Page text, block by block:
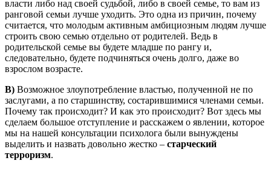
власти либо над своей судьбой, либо в своей семье, то вам из
ранговой семьи лучше уходить. Это одна из причин, почему
считается, что молодым активным амбициозным людям лучше
строить свою семью отдельно от родителей. Ведь в
родительской семье вы будете младше по рангу и,
следовательно, будете подчиняться очень долго, даже во
взрослом возрасте.
В) Возможное злоупотребление властью, полученной не по
заслугами, а по старшинству, состарившимися членами семьи.
Почему так происходит? И как это происходит? Вот здесь мы
сделаем большое отступление и расскажем о явлении, которое
мы на нашей консультации психолога были вынуждены
выделить и назвать довольно жестко – старческий
терроризм.